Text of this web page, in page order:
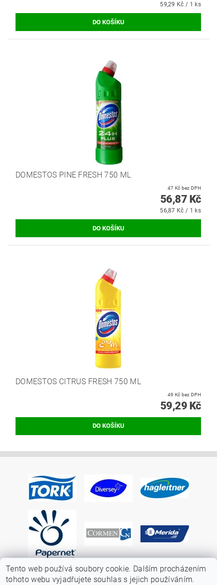
59,29 Kč / 1 ks
DOMESTOS PINE FRESH 750 ML
47 Kč bez DPH
56,87 Kč
56,87 Kč / 1 ks
DOMESTOS CITRUS FRESH 750 ML
49 Kč bez DPH
59,29 Kč
Tento web používá soubory cookie. Dalším procházením
tohoto webu vyjadřujete souhlas s jejich používáním.